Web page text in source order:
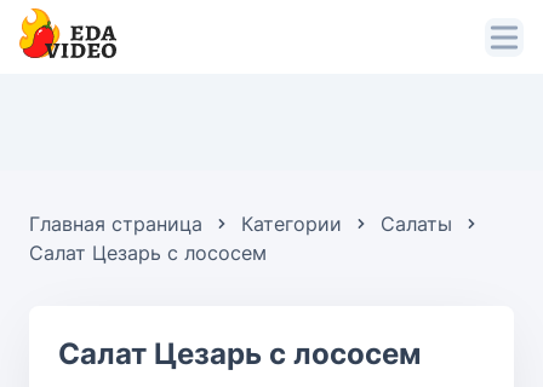
Главная страница Категории
Салаты
Салат Цезарь с лососем
Салат Цезарь с лососем